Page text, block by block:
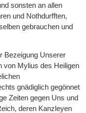
sonsten an allen
und Nothdurfften,
gebrauchen und
Bezeigung Unserer
von Mylius des Heiligen
gnädiglich gegönnet
Zeiten gegen Uns und
deren Kanzleyen